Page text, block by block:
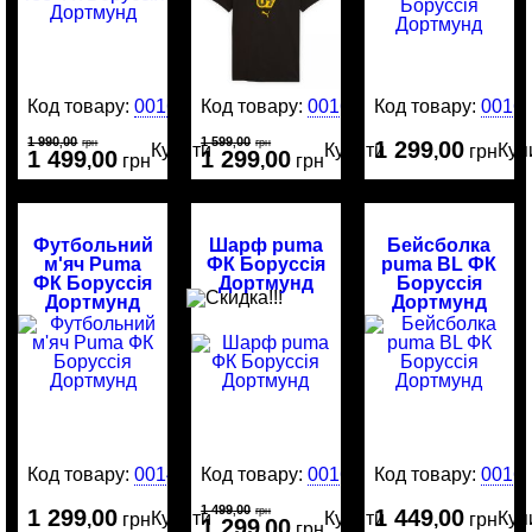
Код товару:0016711
1 990,00 грн
1 499,00 грн
Купити
Код товару:0016712
1 599,00 грн
1 299,00 грн
Купити
Код товару:
1 299,00 грн
Футбольний
м'яч Puma
ФК Боруссія
Дортмунд
Код товару:0014797
1 299,00 грнКупити
Шарф puma
ФК Боруссія
Дортмунд
Код товару:0016405
1 499,00 грн Купити
Бейсболка
puma BL ФК
Боруссія
Дортмунд
Код товару:
1 449,00 грн